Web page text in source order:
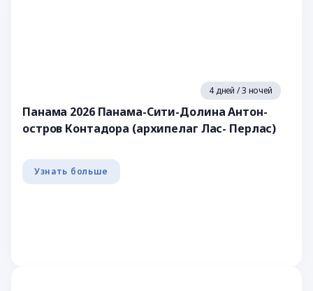
4 дней / 3 ночей
Панама 2026 Панама-Сити-Долина Антон-
остров Контадора (архипелаг Лас- Перлас)
Узнать больше